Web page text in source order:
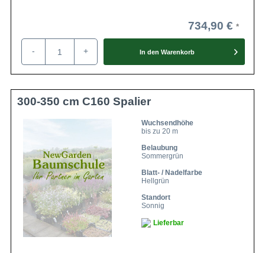
734,90 €
- + In den Warenkorb
300-350 cm C160 Spalier
Wuchsendhöhe
bis zu 20 m
Belaubung
Sommergrün
Blatt- / Nadelfarbe
Hellgrün
Standort
Sonnig
Lieferbar